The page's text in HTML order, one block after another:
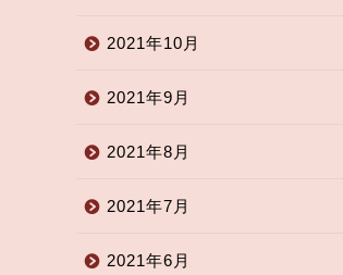
2021年10月
2021年9月
2021年8月
2021年7月
2021年6月